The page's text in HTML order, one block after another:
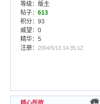
等级：版主
帖子： 613
积分：93
威望：0
精华：5
注册：
2004/5/13 14:35:12